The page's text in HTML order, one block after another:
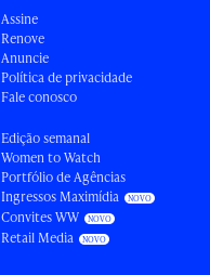
Assine
Renove
Anuncie
Política de privacidade
Fale conosco
Edição semanal
Women to Watch
Portfólio de Agências
Ingressos Maximídia
Convites WW
Retail Media